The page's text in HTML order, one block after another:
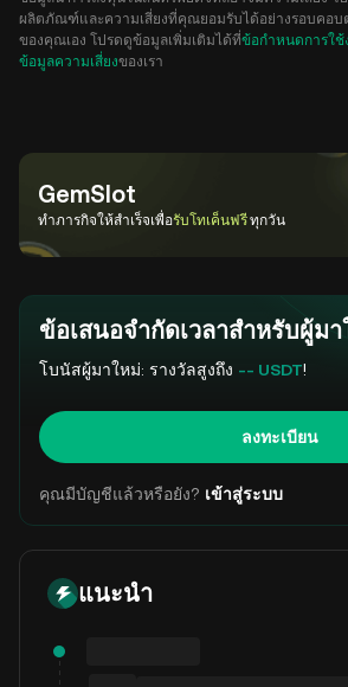
ผลิตภัณฑ์และความเสี่ยงที่คุณยอมรับได้อย่างรอบคอบ
ของคุณเอง โปรดดูข้อมูลเพิ่มเติมได้ที่ข้อกำหนดการใช้
ข้อมูลความเสี่ยงของเรา
GemSlot
ทำภารกิจให้สำเร็จเพื่อรับโทเค็นฟรีทุกวัน
ข้อเสนอจำกัดเวลาสำหรับผู้ม
โบนัสผู้มาใหม่: รางวัลสูงถึง -- USDT!
ลงทะเบียน
คุณมีบัญชีแล้วหรือยัง? เข้าสู่ระบบ
แนะนำ